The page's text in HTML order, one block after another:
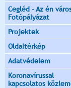
Cegléd - Az én
Fotópályázat
Projektek
Oldaltérkép
Adatvédelem
Koronavírussal
kapcsolatos